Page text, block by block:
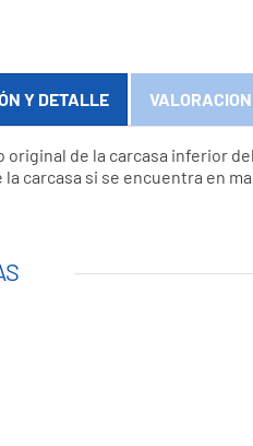
Y DETALLE
original de la carcasa inferior
la carcasa si se encuentra en